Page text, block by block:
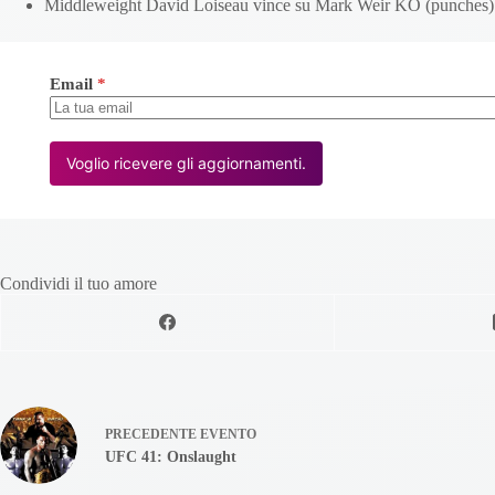
Middleweight David Loiseau vince su Mark Weir KO
Email *
Voglio ricevere gli aggiornamenti.
Condividi il tuo amore
PRECEDENTE EVENTO
UFC 41: Onslaught